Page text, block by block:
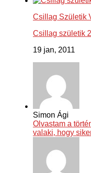
Csillag Születik
Csillag születik
19 jan, 2011
Simon Ági
Olvastam a
valaki, hogy